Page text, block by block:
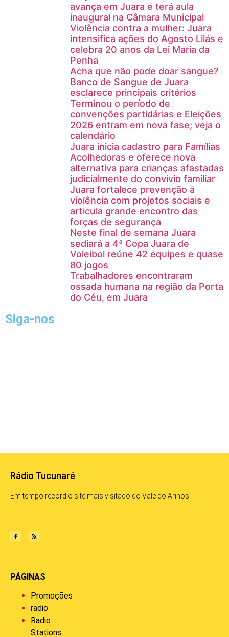
avança em Juara e terá aula
inaugural na Câmara Municipal
Violência contra a mulher: Juara
intensifica ações do Agosto Lilás e
celebra 20 anos da Lei Maria da
Penha
Acha que não pode doar sangue?
Banco de Sangue de Juara
esclarece principais critérios
Terminou o período de
convenções partidárias e Eleições
2026 entram em nova fase; veja o
calendário
Juara inicia cadastro para Famílias
Acolhedoras e oferece nova
alternativa para crianças afastadas
judicialmente do convívio familiar
Juara fortalece prevenção à
violência com projetos sociais e
articula grande encontro das
forças de segurança
Neste final de semana Juara
sediará a 4ª Copa Juara de
Voleibol reúne 42 equipes e quase
80 jogos
Trabalhadores encontraram
ossada humana na região da Porta
do Céu, em Juara
Siga-nos
Rádio Tucunaré
Em tempo record o site mais visitado do Vale do Arinos
PÁGINAS
Promoções
radio
Radio
Stations